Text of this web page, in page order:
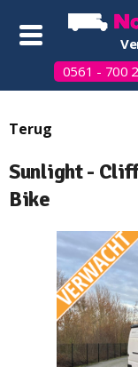
0561 - 700
Sunlight -
Bike